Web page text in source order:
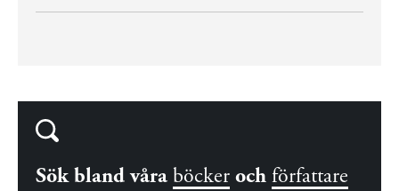
Sök bland våra böcker och författare